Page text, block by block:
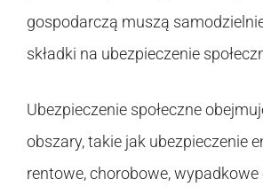
gospodarczą muszą
składki na ubezpieczenie
Ubezpieczenie społeczne
obszary, takie jak ubezpieczenie
rentowe, chorobowe, wypadkowe